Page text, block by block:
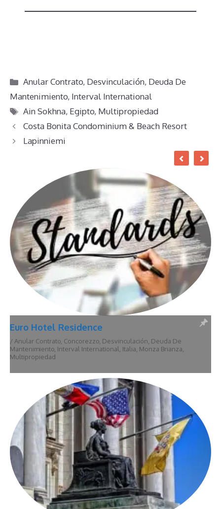
Categorías
Anular Contrato, Desvinculación, Deuda De
Mantenimiento, Interval International
Etiquetas
Ain Sokhna, Egipto, Multipropiedad
Costa Bonita Condominium & Beach Resort
Lapinniemi
Euro Hotel Residence
/ Anular Contrato, Concorezzo, Desvinculación, Deuda De
Mantenimiento, Interval International, Italia, Monza Brianza,
Multipropiedad